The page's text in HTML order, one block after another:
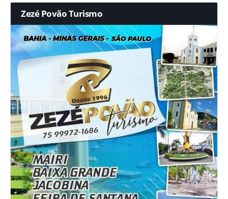
Zezé Povão Turismo